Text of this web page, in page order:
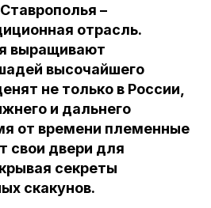
–
отрасль.
выращивают
высочайшего
не только в России,
и дальнего
от времени племенные
свои двери для
секреты
скакунов.